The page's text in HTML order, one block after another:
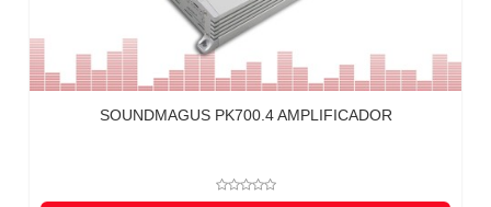
SOUNDMAGUS PK700.4 AMPLIFICADOR